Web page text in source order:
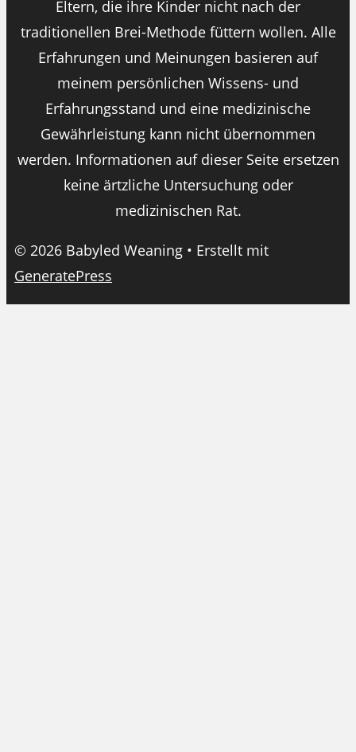
Eltern, die ihre Kinder nicht nach der
traditionellen Brei-Methode füttern wollen. Alle
Erfahrungen und Meinungen basieren auf
meinem persönlichen Wissens- und
Erfahrungsstand und eine medizinische
Gewährleistung kann nicht übernommen
werden. Informationen auf dieser Seite ersetzen
keine ärtzliche Untersuchung oder
medizinischen Rat.
© 2026 Babyled Weaning • Erstellt mit
GeneratePress